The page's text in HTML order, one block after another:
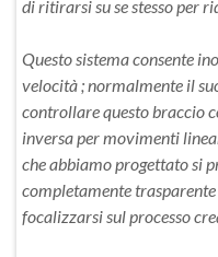
di ritirarsi su se stesso per
Questo sistema consente
velocità ; normalmente il
controllare questo braccio
inversa per movimenti
che abbiamo progettato si
completamente trasparente
focalizzarsi sul processo